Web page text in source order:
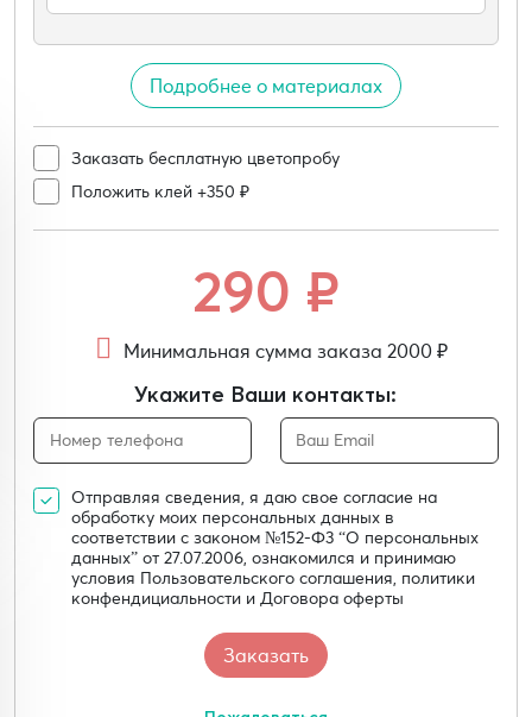
Подробнее о материалах
Заказать бесплатную цветопробу
Положить клей +350 ₽
290 ₽
Минимальная сумма заказа 2000 ₽
Укажите Ваши контакты:
Отправляя сведения, я даю свое согласие на
обработку моих персональных данных в
соответствии с законом №152-Ф3 “О персональных
данных” от 27.07.2006, ознакомился и принимаю
условия Пользовательского соглашения, политики
конфендициальности и Договора оферты